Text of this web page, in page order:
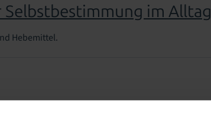
im Alltag
Hebemittel.